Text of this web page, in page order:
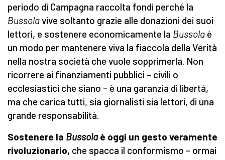
periodo di Campagna raccolta fondi perché la
Bussolavive soltanto grazie alle donazioni dei suoi
lettori, e sostenere economicamente la Bussola è
un modo per mantenere viva la fiaccola della Verità
nella nostra società che vuole sopprimerla. Non
ricorrere ai finanziamenti pubblici – civili o
ecclesiastici che siano – è una garanzia di libertà,
ma che carica tutti, sia giornalisti sia lettori, di una
grande responsabilità.
Sostenere la Bussolaè oggi un gesto veramente
rivoluzionario, che spacca il conformismo – ormai